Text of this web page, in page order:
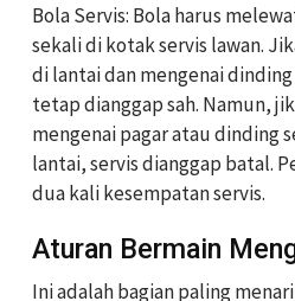
Bola Servis: Bola harus
sekali di kotak servis lawan.
di lantai dan mengenai
tetap dianggap sah. Namun,
mengenai pagar atau dinding
lantai, servis dianggap batal.
dua kali kesempatan servis.
Aturan Bermain
Ini adalah bagian paling